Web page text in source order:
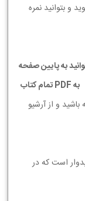
و بتوانید نمره
به پایین صفحه
به PDF تمام کتاب
و از آرشیو
است که در